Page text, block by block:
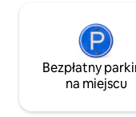
Bezpłatny
na miejscu